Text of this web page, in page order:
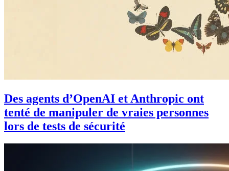
Des agents d’OpenAI et Anthropic ont
tenté de manipuler de vraies personnes
lors de tests de sécurité